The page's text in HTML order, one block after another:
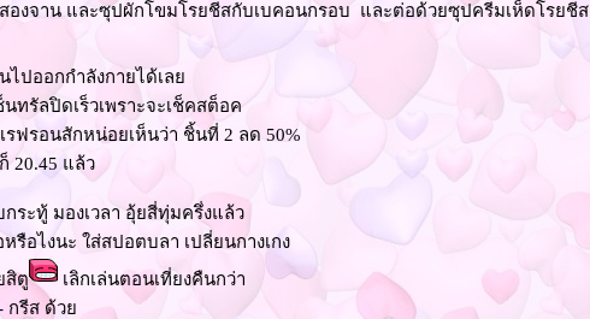
องจาน และซุปผักโขมโรยชีสกับเบคอนกรอบ และต่อด้วยซุปครีมเห็ดโรยชีส
ไปออกกำลังกายได้เล
ทรัลปิดเร็วเพราะจะเช็คสต็อค
รฟรอนสักหน่อยเห็นว่า ชิ้นที่ 2 ลด 50%
20.45 แล้ว
ระทู้ มองเวลา อุ้ยสี่ทุ่มครึ่งแล้ว
รือไงนะ ใส่สปอตบลา เปลี่ยนกางเกง
สิตู
เลิกเล่นตอนเที่ยงคืนกว่า
กรีส ด้ว